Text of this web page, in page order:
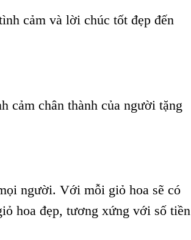
cảm và lời chúc tốt đẹp đến
cảm chân thành của người tặng
người. Với mỗi giỏ hoa sẽ có
hoa đẹp, tương xứng với số tiền